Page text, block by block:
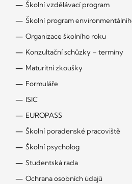
Školní vzdělávací program
Školní program
Organizace školního roku
Konzultační schůzky – termíny
Maturitní zkoušky
Formuláře
ISIC
EUROPASS
Školní poradenské pracoviště
Školní psycholog
Studentská rada
Ochrana osobních údajů